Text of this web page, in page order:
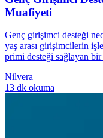
Muafiyeti
Genç girişimci desteği
yaş arası girişimcilerin
primi desteği sağlayan
Nilvera
13 dk okuma